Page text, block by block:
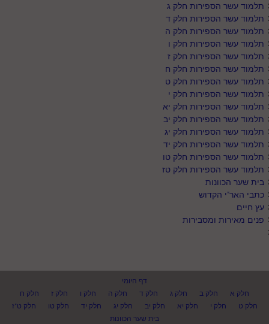
תלמוד עשר הספירות חלק ג
תלמוד עשר הספירות חלק ד
תלמוד עשר הספירות חלק ה
תלמוד עשר הספירות חלק ו
תלמוד עשר הספירות חלק ז
תלמוד עשר הספירות חלק ח
תלמוד עשר הספירות חלק ט
תלמוד עשר הספירות חלק י
תלמוד עשר הספירות חלק יא
תלמוד עשר הספירות חלק יב
תלמוד עשר הספירות חלק יג
תלמוד עשר הספירות חלק יד
תלמוד עשר הספירות חלק טו
תלמוד עשר הספירות חלק טז
בית שער הכוונות
כתבי האר"י הקדוש
עץ חיים
פנים מאירות ומסבירות
דף היומי
חלק א
חלק ב חלק ג חלק ד חלק ה חלק ו חלק ז
חלק ח
חלק ט
חלק י חלק יא חלק יב חלק יג חלק יד חלק טו
חלק ט"ז
בית שער הכוונות